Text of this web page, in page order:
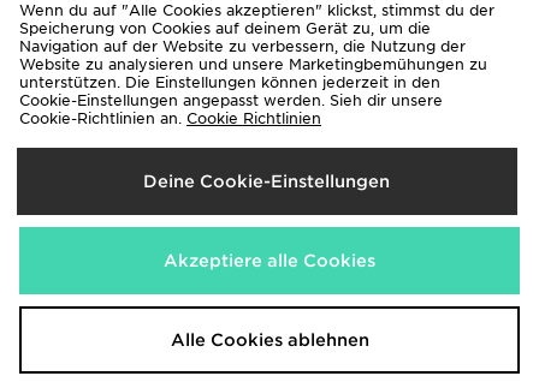
Lieferung Nach
Österreich
Wir akzeptieren folgende Zahlungsmethoden
Corporate Website www.jdplc.com
Wenn du auf "Alle Cookies akzeptieren" klickst, stimmst du der
Speicherung von Cookies auf deinem Gerät zu, um die
Navigation auf der Website zu verbessern, die Nutzung der
Website zu analysieren und unsere Marketingbemühungen zu
unterstützen. Die Einstellungen können jederzeit in den
Cookie-Einstellungen angepasst werden. Sieh dir unsere
Cookie-Richtlinien an. Cookie Richtlinien
Deine Cookie-Einstellungen
Akzeptiere alle Cookies
Alle Cookies ablehnen